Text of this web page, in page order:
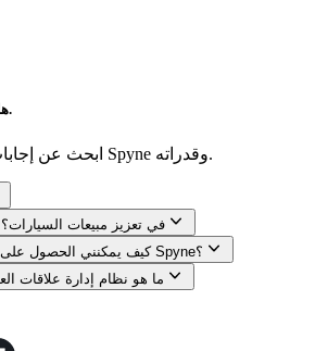
هل لديك أسئلة؟ لدينا الإجابات.
ابحث عن إجابات للأسئلة الشائعة حول Spyne وقدراته.
كيف يساعد تكامل Spyne في تعزيز مبيعات السيارات؟
كيف يمكنني الحصول على مخزوني وإدارته باستخدام Spyne؟
ما هو نظام إدارة علاقات